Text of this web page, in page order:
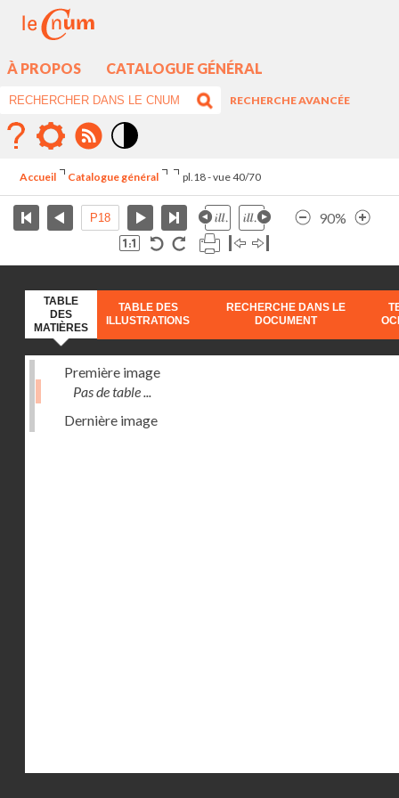
À PROPOS CATALOGUE GÉNÉRAL
RECHERCHE AVANCÉE
élévé
Accueil Catalogue général pl.18 - vue 40/70
90%
TABLE
DES
MATIÈRES
TABLE DES
ILLUSTRATIONS
RECHERCHE DANS LE
DOCUMENT
Première image
Pas de table ...
Dernière image